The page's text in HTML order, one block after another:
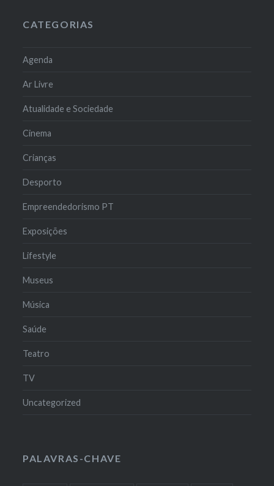
CATEGORIAS
Agenda
Ar Livre
Atualidade e Sociedade
Cinema
Crianças
Desporto
Empreendedorismo PT
Exposições
Lifestyle
Museus
Música
Saúde
Teatro
TV
Uncategorized
PALAVRAS-CHAVE